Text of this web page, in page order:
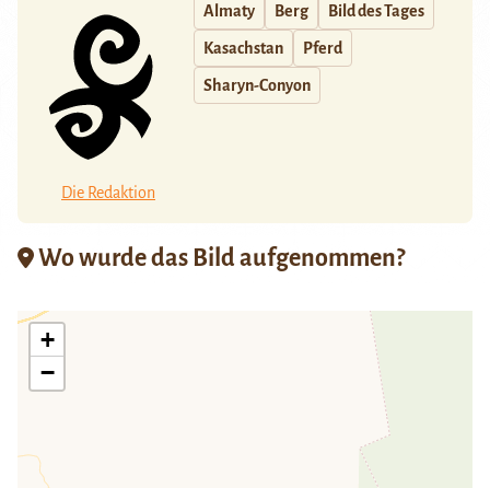
Die Redaktion
Almaty Berg Bild des Tages
Kasachstan Pferd
Sharyn-Conyon
Wo wurde das Bild aufgenommen?
+
−